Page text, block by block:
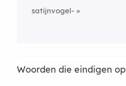
satijnvogel-
Woorden die eindigen op